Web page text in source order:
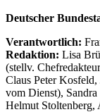
Deutscher
Verantwortlich:
Redaktion: Lisa
(stellv.
Claus Peter
vom Dienst),
Helmut Stoltenberg,